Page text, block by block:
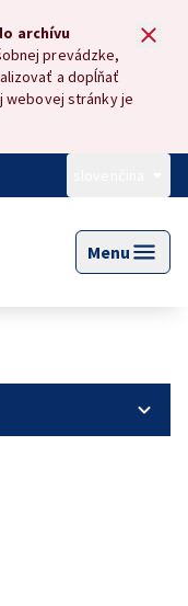
archívu
prevádzke,
a dopĺňať
webovej stránky je
Menu